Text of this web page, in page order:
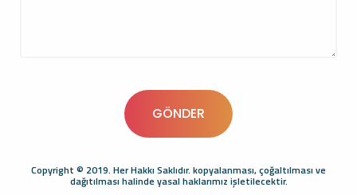
Copyright © 2019. Her Hakkı Saklıdır. kopyalanması, çoğaltılması ve
dağıtılması halinde yasal haklarımız işletilecektir.